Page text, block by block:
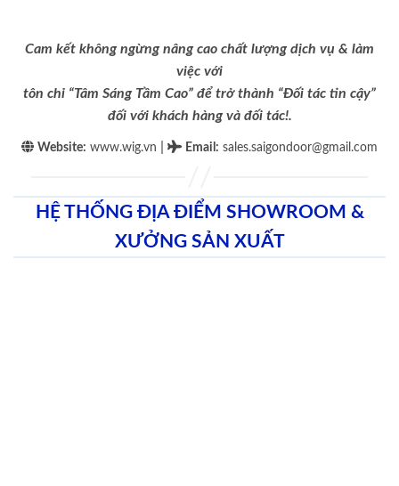
Cam kết không ngừng nâng cao chất lượng dịch vụ & làm
việc với
tôn chỉ “Tâm Sáng Tầm Cao” để trở thành “Đối tác tin cậy”
đối với khách hàng và đối tác!.
Website: www.wig.vn Email : sales.saigondoor@gmail.com
HỆ THỐNG ĐỊA ĐIỂM SHOWROOM &
XƯỞNG SẢN XUẤT